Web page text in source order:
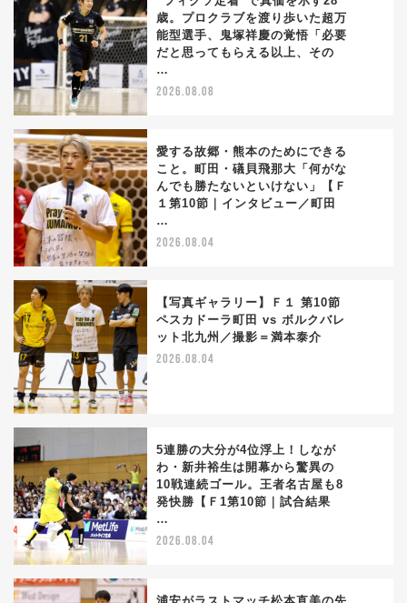
歳。プロクラブを渡り歩いた超万
能型選手、鬼塚祥慶の覚悟「必要
だと思ってもらえる以上、その
…
2026.08.08
愛する故郷・熊本のためにできる
こと。町田・礒貝飛那大「何がな
んでも勝たないといけない」【Ｆ
１第10節｜インタビュー／町田
…
2026.08.04
【写真ギャラリー】Ｆ１ 第10節
ペスカドーラ町田 vs ボルクバレ
ット北九州／撮影＝満本泰介
2026.08.04
5連勝の大分が4位浮上！しなが
わ・新井裕生は開幕から驚異の
10戦連続ゴール。王者名古屋も8
発快勝【Ｆ1第10節｜試合結果
…
2026.08.04